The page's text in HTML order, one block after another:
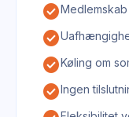
check_circle
check_circle
check_circleKøling om
check_circleIngen